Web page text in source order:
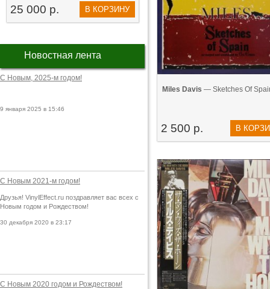
25 000 р. В КОРЗИНУ
Новостная лента
С Новым, 2025-м годом!
9 января 2025 в 15:46
С Новым 2021-м годом!
Друзья! VinylEffect.ru поздравляет вас всех с
Новым годом и Рождеством!
30 декабря 2020 в 23:17
С Новым 2020 годом и Рождеством!
Miles Davis — ‎Sketches Of
2 500 р. В